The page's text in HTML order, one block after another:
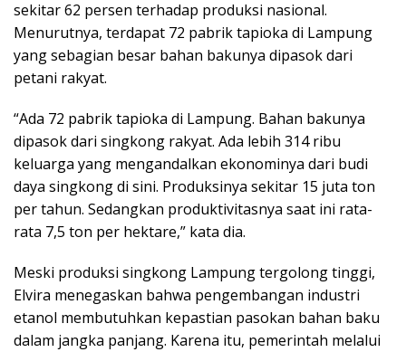
sekitar 62 persen terhadap produksi nasional.
Menurutnya, terdapat 72 pabrik tapioka di Lampung
yang sebagian besar bahan bakunya dipasok dari
petani rakyat.
“Ada 72 pabrik tapioka di Lampung. Bahan bakunya
dipasok dari singkong rakyat. Ada lebih 314 ribu
keluarga yang mengandalkan ekonominya dari budi
daya singkong di sini. Produksinya sekitar 15 juta ton
per tahun. Sedangkan produktivitasnya saat ini rata-
rata 7,5 ton per hektare,” kata dia.
Meski produksi singkong Lampung tergolong tinggi,
Elvira menegaskan bahwa pengembangan industri
etanol membutuhkan kepastian pasokan bahan baku
dalam jangka panjang. Karena itu, pemerintah melalui